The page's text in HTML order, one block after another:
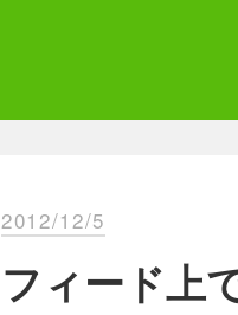
2012/12/5
フィード上